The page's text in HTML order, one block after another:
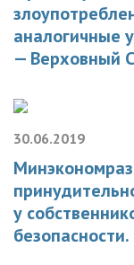
аналогичные
— Верховный
30.06.2019
у
безопасности.